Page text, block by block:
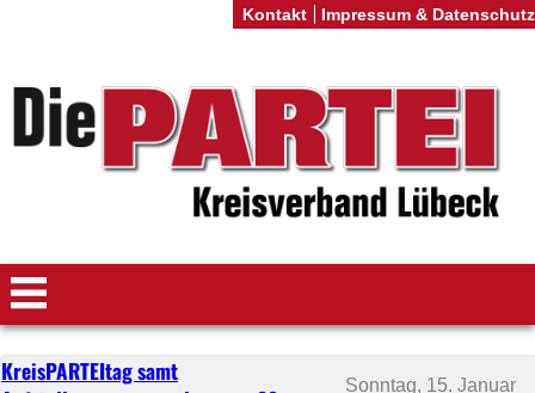
KreisPARTEItag samt
Sonntag, 15. Januar
Kontakt Impressum & Datenschutz